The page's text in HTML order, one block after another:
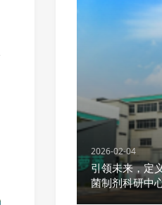
2026-02-04
引领未来，定
菌制剂科研中
产业新基石